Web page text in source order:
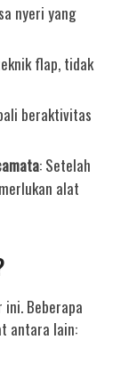
nyeri yang
flap, tidak
beraktivitas
: Setelah
alat
Beberapa
antara lain: